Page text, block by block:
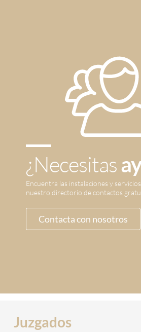
¿Necesitas
Encuentra las instalaciones y
nuestro directorio de contactos
Contacta con nosotros
Juzgados